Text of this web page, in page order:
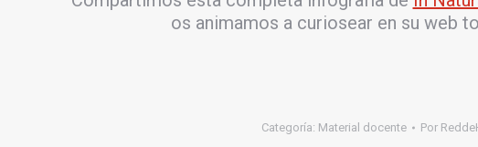
os animamos a curiosear en su web
Categoría: Material docente Por